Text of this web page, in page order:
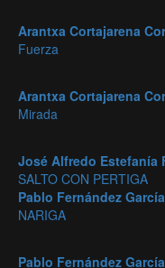
Arantxa Cortajarena
Fuerza
Arantxa Cortajarena
Mirada
José Alfredo Estefanía
SALTO CON PERTIGA
Pablo Fernández García
NARIGA
Pablo Fernández García